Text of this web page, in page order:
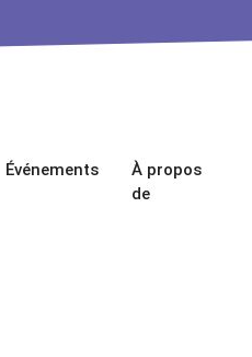
Événements
À propos
de